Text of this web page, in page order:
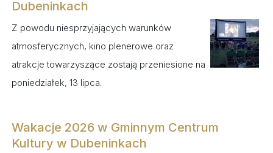
Dubeninkach
Z powodu niesprzyjających warunków
atmosferycznych, kino plenerowe oraz
atrakcje towarzyszące zostają przeniesione na
poniedziałek, 13 lipca.
Wakacje 2026 w Gminnym Centrum
Kultury w Dubeninkach